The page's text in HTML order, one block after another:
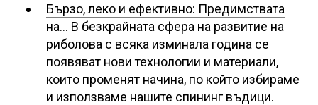
Бързо, леко и ефективно: Предимствата
на… В безкрайната сфера на развитие на
риболова с всяка изминала година се
появяват нови технологии и материали,
които променят начина, по който избираме
и използваме нашите спининг въдици.